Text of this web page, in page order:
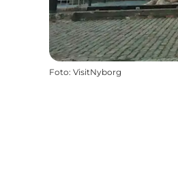
Foto: VisitNyborg